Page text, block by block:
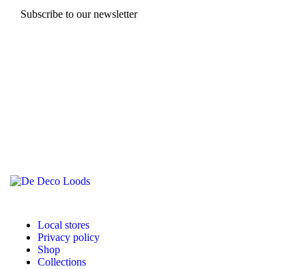
Subscribe to our newsletter
Local stores
Privacy policy
Shop
Collections